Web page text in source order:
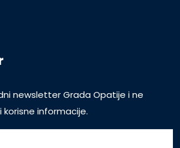
newsletter Grada Opatije i ne
informacije.